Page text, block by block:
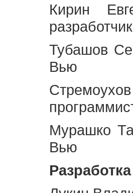
Кирин
Тубашов
Вью
Мурашко
Вью